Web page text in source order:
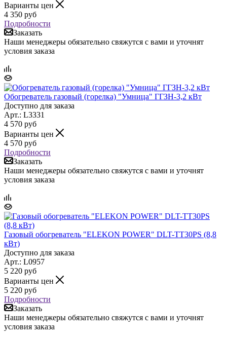
Варианты цен
4 350 руб
Подробности
Заказать
Наши менеджеры обязательно свяжутся с вами и уточнят
условия заказа
Обогреватель газовый (горелка) "Умница" ГГЗН-3,2 кВт
Доступно для заказа
Арт.: L3331
4 570 руб
Варианты цен
4 570 руб
Подробности
Заказать
Наши менеджеры обязательно свяжутся с вами и уточнят
условия заказа
Газовый обогреватель "ELEKON POWER" DLT-TT30PS (8,8
кВт)
Доступно для заказа
Арт.: L0957
5 220 руб
Варианты цен
5 220 руб
Подробности
Заказать
Наши менеджеры обязательно свяжутся с вами и уточнят
условия заказа